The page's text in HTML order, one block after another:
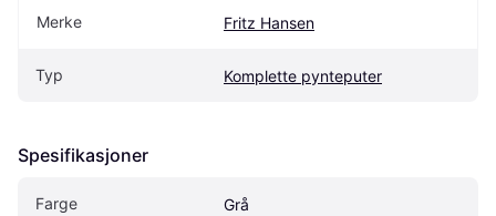
Merke Fritz Hansen
Typ Komplette pynteputer
Spesifikasjoner
Farge Grå